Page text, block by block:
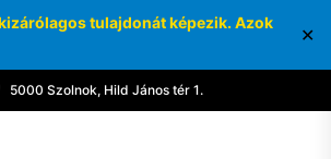
tulajdonát képezik. Azok
✕
5000 Szolnok, Hild János tér 1.